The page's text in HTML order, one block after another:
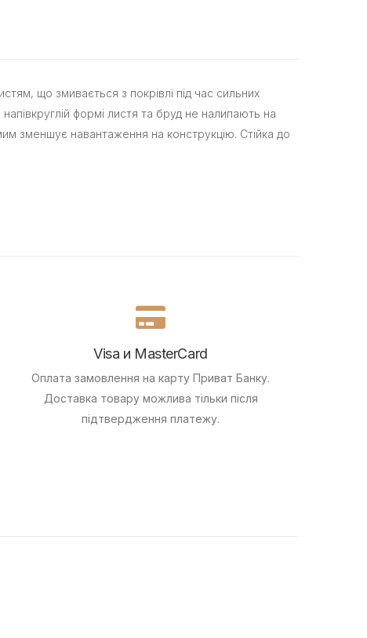
що змивається з покрівлі під час сильних
формі листя та бруд не налипають на
зменшує навантаження на конструкцію. Стійка до
Visa и MasterCard
Оплата замовлення на карту Приват Банку.
Доставка товару можлива тільки після
підтвердження платежу.